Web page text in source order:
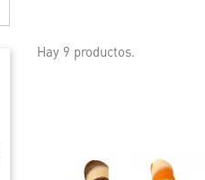
Hay 9 productos.